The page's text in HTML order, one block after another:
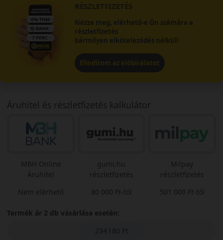
RÉSZLETFIZETÉS
Nézze meg, elérhető-e Ön számára a
részletfizetés
bármilyen elköteleződés nélkül!
Elindítom az előbírálatot
Áruhitel és részletfizetés kalkulátor
MBH Online
Áruhitel
Nem elérhető
gumi.hu
részletfizetés
80 000 Ft-tól
Milpay
részletfizetés
501 000 Ft-tól
Termék ár 2 db vásárlása esetén:
234 180 Ft